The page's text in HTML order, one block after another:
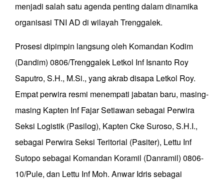
menjadi salah satu agenda penting dalam dinamika
organisasi TNI AD di wilayah Trenggalek.
Prosesi dipimpin langsung oleh Komandan Kodim
(Dandim) 0806/Trenggalek Letkol Inf Isnanto Roy
Saputro, S.H., M.Si., yang akrab disapa Letkol Roy.
Empat perwira resmi menempati jabatan baru, masing-
masing Kapten Inf Fajar Setiawan sebagai Perwira
Seksi Logistik (Pasilog), Kapten Cke Suroso, S.H.I.,
sebagai Perwira Seksi Teritorial (Pasiter), Lettu Inf
Sutopo sebagai Komandan Koramil (Danramil) 0806-
10/Pule, dan Lettu Inf Moh. Anwar Idris sebagai